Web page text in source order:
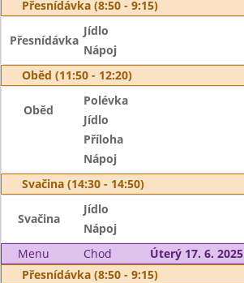
Přesnídávka (8:50 - 9:15)
Přesnídávka
Jídlo
Nápoj
Oběd (11:50 - 12:20)
Oběd
Polévka
Jídlo
Příloha
Nápoj
Svačina (14:30 - 14:50)
Svačina
Jídlo
Nápoj
Menu
Chod
Úterý 17. 6. 2025
Přesnídávka (8:50 - 9:15)